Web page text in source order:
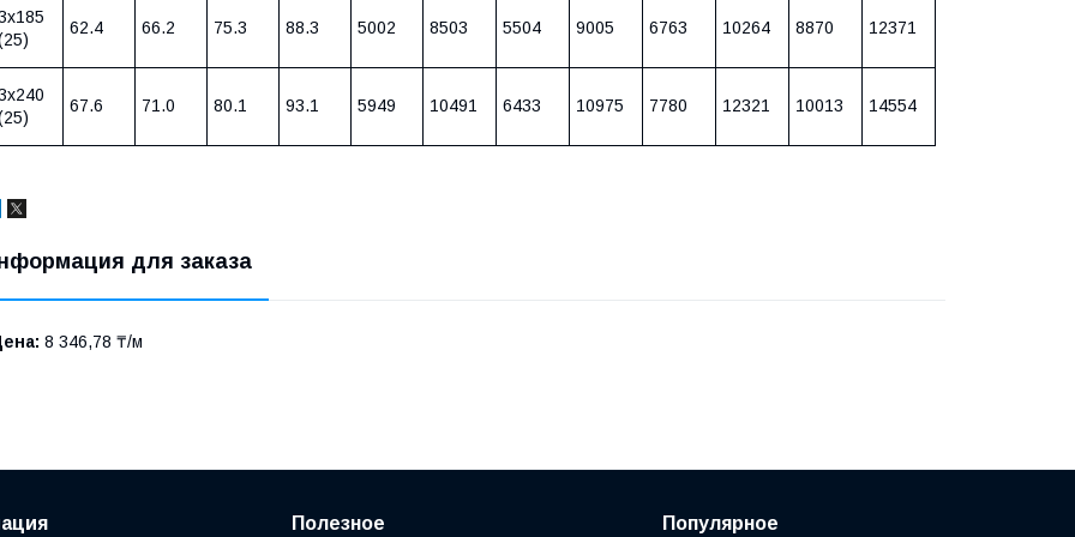
62.4 66.2 75.3 88.3 5002 8503 5504 9005 6763 10264 8870 12371
67.6 71.0 80.1 93.1 5949 10491 6433 10975 7780 12321 10013 14554
для заказа
8 346,78 ₸/м
Полезное Популярное